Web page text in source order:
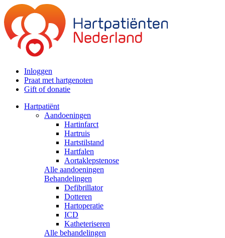
Inloggen
Praat met hartgenoten
Gift of donatie
Hartpatiënt
Aandoeningen
Hartinfarct
Hartruis
Hartstilstand
Hartfalen
Aortaklepstenose
Alle aandoeningen
Behandelingen
Defibrillator
Dotteren
Hartoperatie
ICD
Katheteriseren
Alle behandelingen